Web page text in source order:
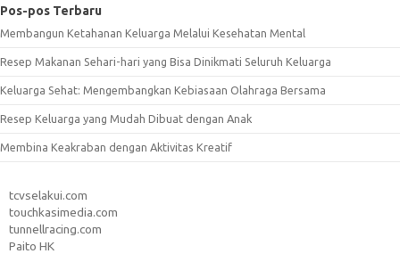
Pos-pos Terbaru
Membangun Ketahanan Keluarga Melalui Kesehatan Mental
Resep Makanan Sehari-hari yang Bisa Dinikmati Seluruh Keluarga
Keluarga Sehat: Mengembangkan Kebiasaan Olahraga Bersama
Resep Keluarga yang Mudah Dibuat dengan Anak
Membina Keakraban dengan Aktivitas Kreatif
tcvselakui.com
touchkasimedia.com
tunnellracing.com
Paito HK